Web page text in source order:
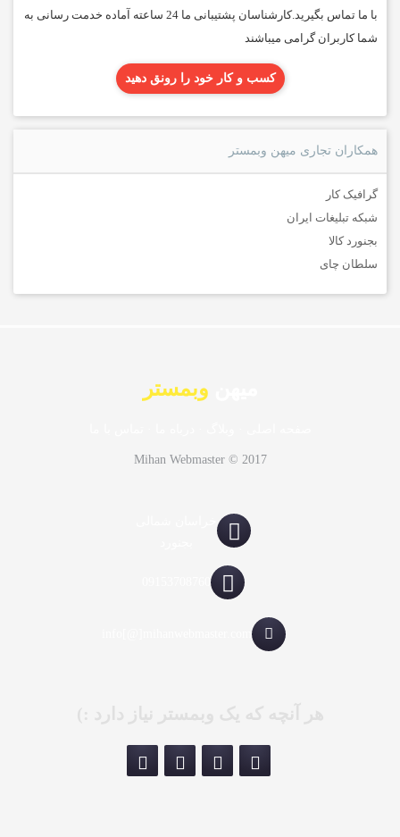
با ما تماس بگیرید.کارشناسان پشتیبانی ما 24 ساعته آماده خدمت رسانی به
شما کاربران گرامی میباشند
کسب و کار خود را رونق دهید
همکاران تجاری میهن وبمستر
گرافیک کار
شبکه تبلیغات ایران
بجنورد کالا
سلطان چای
وبمستر
Mihan Webmaster © 2017